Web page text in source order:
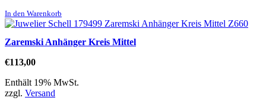
In den Warenkorb
Zaremski Anhänger Kreis Mittel
€113,00
Enthält 19% MwSt.
zzgl. Versand